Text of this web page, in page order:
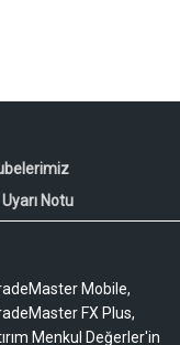
Uyarı Notu
Mobile,
FX Plus,
Menkul Değerler'in